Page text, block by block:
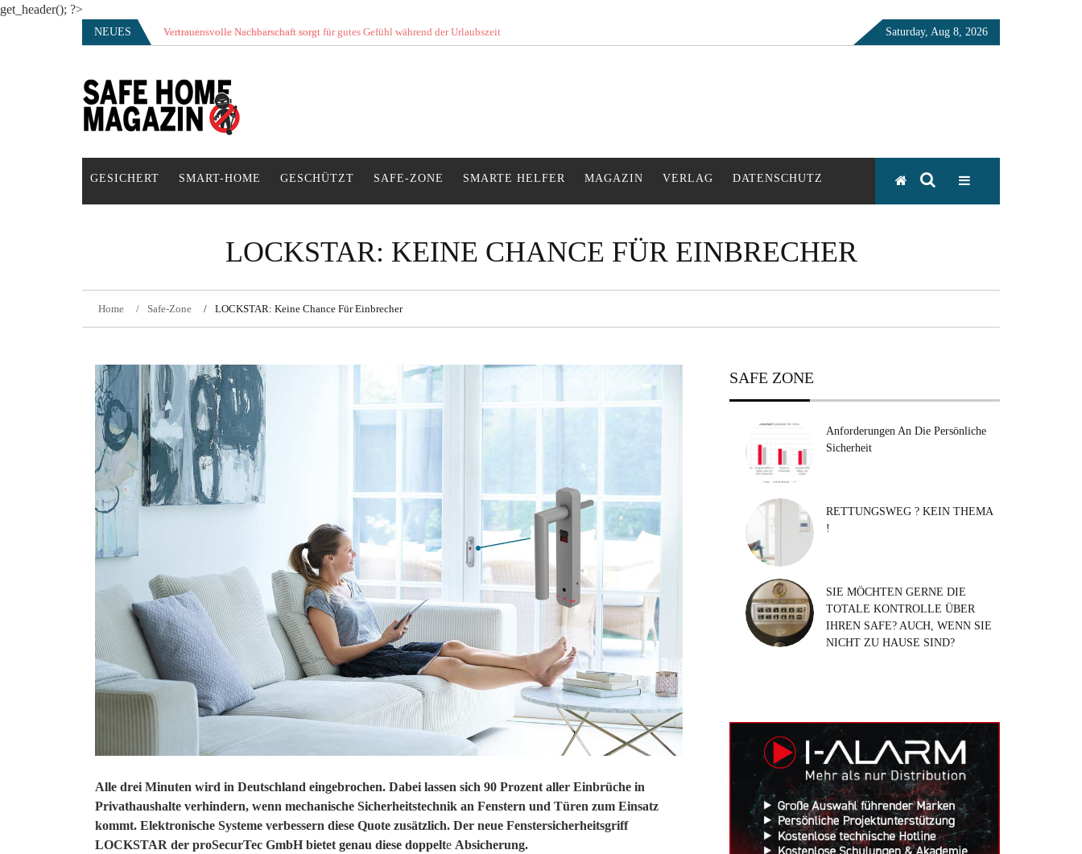
get_header(); ?>
NEUES Vertrauensvolle Nachbarschaft sorgt für gutes Gefühl während der Urlaubszeit Saturday, Aug 8, 2026
SAFE HOME Magazin
Sicherlich sicher ich
GESICHERT SMART-HOME GESCHÜTZT SAFE-ZONE SMARTE HELFER MAGAZIN VERLAG DATENSCHUTZ
LOCKSTAR: KEINE CHANCE FÜR EINBRECHER
Home Safe-Zone LOCKSTAR: Keine Chance Für Einbrecher
Alle drei Minuten wird in Deutschland eingebrochen. Dabei lassen sich 90 Prozent aller Einbrüche in
Privathaushalte verhindern, wenn mechanische Sicherheitstechnik an Fenstern und Türen zum Einsatz
kommt. Elektronische Systeme verbessern diese Quote zusätzlich. Der neue Fenstersicherheitsgriff
LOCKSTAR der proSecurTec GmbH bietet genau diese doppelte Absicherung.
SAFE ZONE
Anforderungen An Die Persönliche
Sicherheit
RETTUNGSWEG ? KEIN THEMA
!
SIE MÖCHTEN GERNE DIE
TOTALE KONTROLLE ÜBER
IHREN SAFE? AUCH, WENN SIE
NICHT ZU HAUSE SIND?